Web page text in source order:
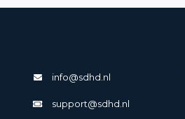
info@sdhd.nl
support@sdhd.nl